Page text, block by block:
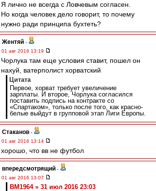
Я лично не всегда с Ловчевым согласен.
Но когда человек дело говорит, то почему
нужно ради принципа бухтеть?
Жентяй -
01 авг 2016 13:19
Чорлука там еще условия ставит, пошел он
нахуй, ватерполист хорватский
Цитата
Первое, хорват требует увеличение
зарплаты. И второе, Чорлука согласился
поставить подпись на контракте со
«Спартаком», только после того, как красно-
белые выйдут в групповой этап Лиги Европы.
Cтаканов -
01 авг 2016 13:14
хорошо, что вв не футбол
впередсмотрящий -
01 авг 2016 13:07
BM1964 » 31 июл 2016 23:03